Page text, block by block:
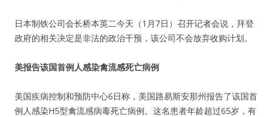
日本制铁公司会长桥本英二今天（1月7日）召开记者会说，拜登
政府的相关决定是非法的政治干预，该公司不会放弃收购计划。
美报告该国首例人感染禽流感死亡病例
美国疾病控制和预防中心6日称，美国路易斯安那州报告了该国首
例人感染H5型禽流感病毒死亡病例。这名患者年龄超过65岁，有